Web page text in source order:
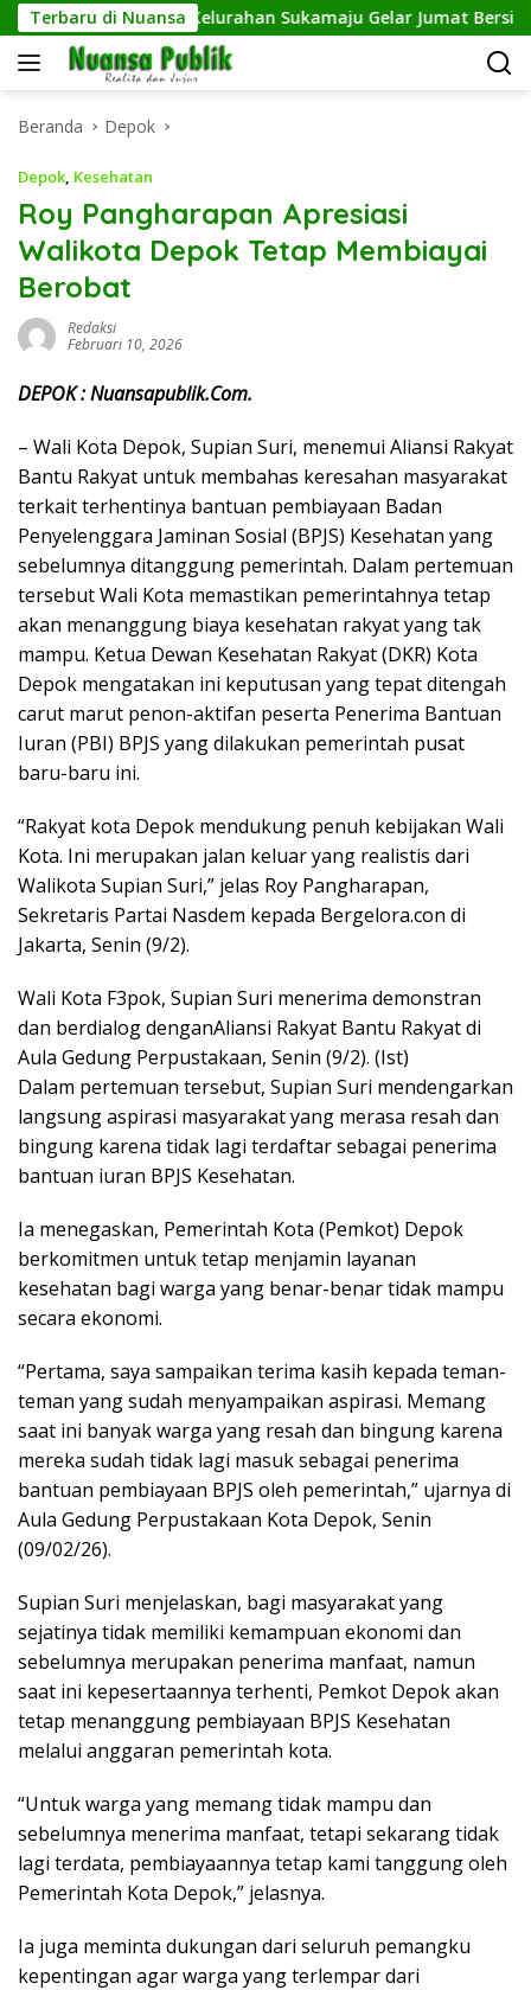
Langsung
ke
konten
Terbaru di NuansaKelurahan Sukamaju Gelar Jumat Bersih di RW
Beranda Depok
Depok, Kesehatan
Roy Pangharapan Apresiasi
Walikota Depok Tetap Membiayai
Berobat
Redaksi
Februari 10, 2026
DEPOK : Nuansapublik.Com.
– Wali Kota Depok, Supian Suri, menemui Aliansi Rakyat
Bantu Rakyat untuk membahas keresahan masyarakat
terkait terhentinya bantuan pembiayaan Badan
Penyelenggara Jaminan Sosial (BPJS) Kesehatan yang
sebelumnya ditanggung pemerintah. Dalam pertemuan
tersebut Wali Kota memastikan pemerintahnya tetap
akan menanggung biaya kesehatan rakyat yang tak
mampu. Ketua Dewan Kesehatan Rakyat (DKR) Kota
Depok mengatakan ini keputusan yang tepat ditengah
carut marut penon-aktifan peserta Penerima Bantuan
Iuran (PBI) BPJS yang dilakukan pemerintah pusat
baru-baru ini.
“Rakyat kota Depok mendukung penuh kebijakan Wali
Kota. Ini merupakan jalan keluar yang realistis dari
Walikota Supian Suri,” jelas Roy Pangharapan,
Sekretaris Partai Nasdem kepada Bergelora.con di
Jakarta, Senin (9/2).
Wali Kota F3pok, Supian Suri menerima demonstran
dan berdialog denganAliansi Rakyat Bantu Rakyat di
Aula Gedung Perpustakaan, Senin (9/2). (Ist)
Dalam pertemuan tersebut, Supian Suri mendengarkan
langsung aspirasi masyarakat yang merasa resah dan
bingung karena tidak lagi terdaftar sebagai penerima
bantuan iuran BPJS Kesehatan.
Ia menegaskan, Pemerintah Kota (Pemkot) Depok
berkomitmen untuk tetap menjamin layanan
kesehatan bagi warga yang benar-benar tidak mampu
secara ekonomi.
“Pertama, saya sampaikan terima kasih kepada teman-
teman yang sudah menyampaikan aspirasi. Memang
saat ini banyak warga yang resah dan bingung karena
mereka sudah tidak lagi masuk sebagai penerima
bantuan pembiayaan BPJS oleh pemerintah,” ujarnya di
Aula Gedung Perpustakaan Kota Depok, Senin
(09/02/26).
Supian Suri menjelaskan, bagi masyarakat yang
sejatinya tidak memiliki kemampuan ekonomi dan
sebelumnya merupakan penerima manfaat, namun
saat ini kepesertaannya terhenti, Pemkot Depok akan
tetap menanggung pembiayaan BPJS Kesehatan
melalui anggaran pemerintah kota.
“Untuk warga yang memang tidak mampu dan
sebelumnya menerima manfaat, tetapi sekarang tidak
lagi terdata, pembiayaannya tetap kami tanggung oleh
Pemerintah Kota Depok,” jelasnya.
Ia juga meminta dukungan dari seluruh pemangku
kepentingan agar warga yang terlempar dari